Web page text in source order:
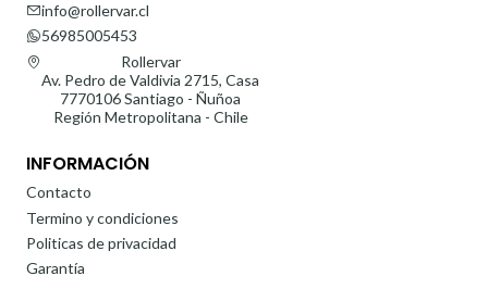
info@rollervar.cl
56985005453
Rollervar
Av. Pedro de Valdivia 2715, Casa
7770106 Santiago - Ñuñoa
Región Metropolitana - Chile
INFORMACIÓN
Contacto
Termino y condiciones
Politicas de privacidad
Garantía